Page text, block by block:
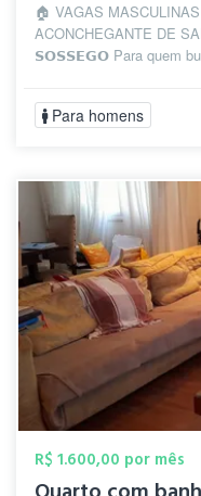
🏠 VAGAS
ACONCHEGANTE DE
𝗦𝗢𝗦𝗦𝗘𝗚𝗢 Para quem
Para homens
R$ 1.600,00 por mês